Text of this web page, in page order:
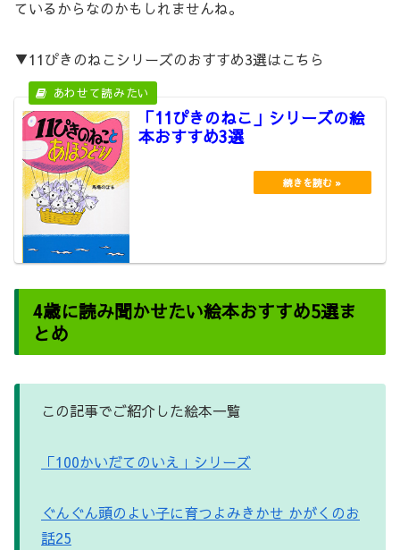
ているからなのかもしれませんね。
▼11ぴきのねこシリーズのおすすめ3選はこちら
「11ぴきのねこ」シリーズの絵
本おすすめ3選
4歳に読み聞かせたい絵本おすすめ5選ま
とめ
この記事でご紹介した絵本一覧
「100かいだてのいえ」シリーズ
ぐんぐん頭のよい子に育つよみきかせ かがくのお
話25